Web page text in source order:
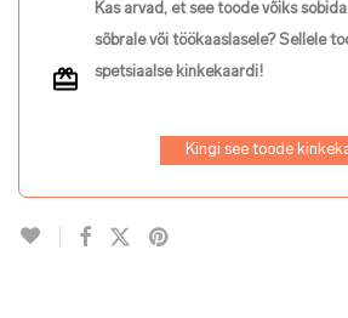
Kas arvad, et see toode võiks
sõbrale või töökaaslasele? Sellele
spetsiaalse kinkekaardi!
Kingi see toode